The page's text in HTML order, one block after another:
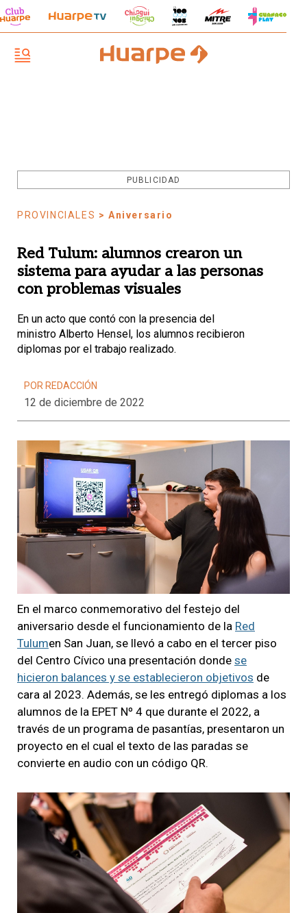
PUBLICIDAD
PROVINCIALES > Aniversario
Red Tulum: alumnos crearon un
sistema para ayudar a las personas
con problemas visuales
En un acto que contó con la presencia del
ministro Alberto Hensel, los alumnos recibieron
diplomas por el trabajo realizado.
POR REDACCIÓN
12 de diciembre de 2022
En el marco conmemorativo del festejo del
aniversario desde el funcionamiento de la Red
Tulumen San Juan, se llevó a cabo en el tercer piso
del Centro Cívico una presentación donde se
hicieron balances y se establecieron objetivos de
cara al 2023. Además, se les entregó diplomas a los
alumnos de la EPET Nº 4 que durante el 2022, a
través de un programa de pasantías, presentaron un
proyecto en el cual el texto de las paradas se
convierte en audio con un código QR.